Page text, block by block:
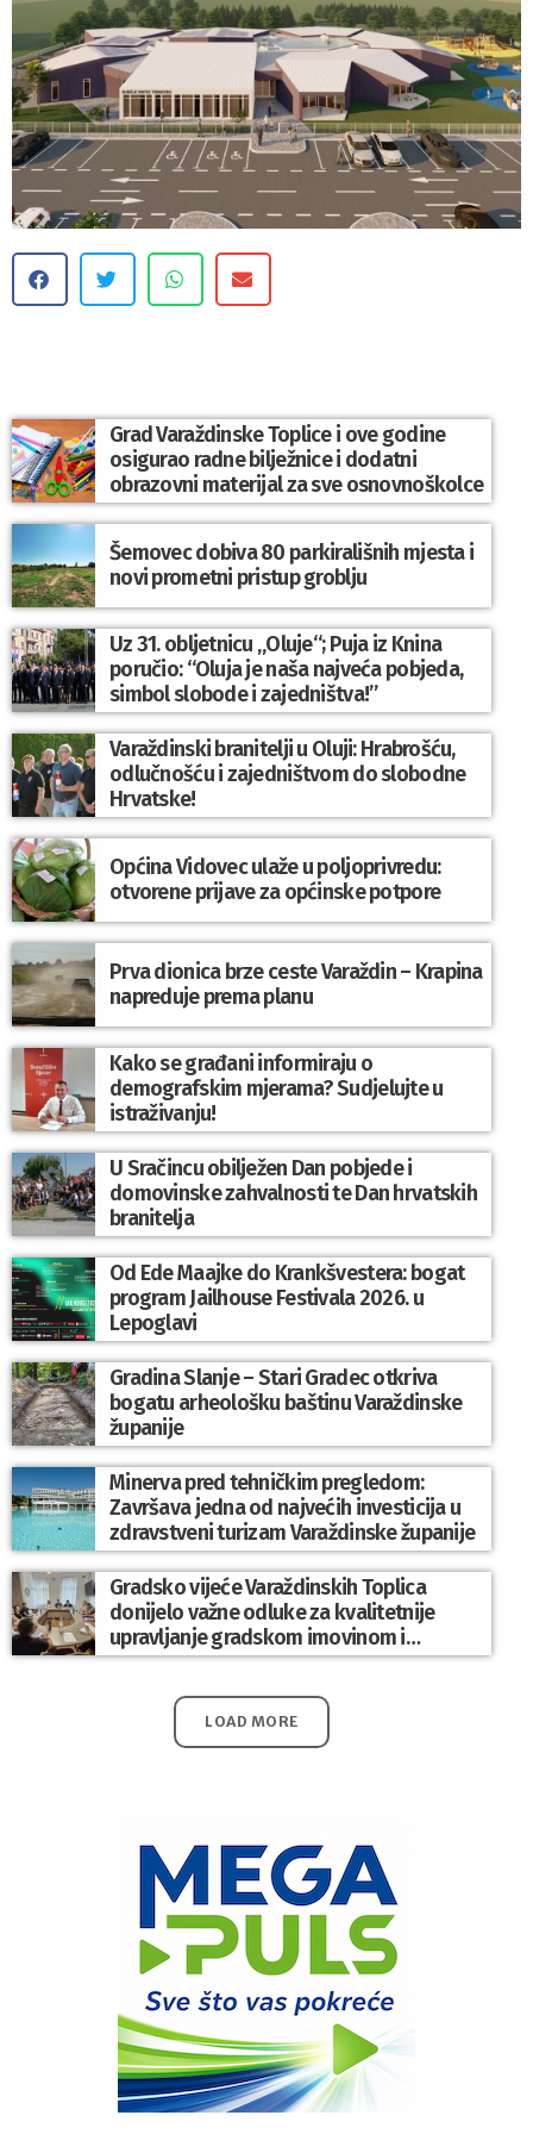
Grad Varaždinske Toplice i ove godine
osigurao radne bilježnice i dodatni
obrazovni materijal za sve osnovnoškolce
Šemovec dobiva 80 parkirališnih mjesta i
novi prometni pristup groblju
Uz 31. obljetnicu „Oluje“; Puja iz Knina
poručio: “Oluja je naša najveća pobjeda,
simbol slobode i zajedništva!”
Varaždinski branitelji u Oluji: Hrabrošću,
odlučnošću i zajedništvom do slobodne
Hrvatske!
Općina Vidovec ulaže u poljoprivredu:
otvorene prijave za općinske potpore
Prva dionica brze ceste Varaždin – Krapina
napreduje prema planu
Kako se građani informiraju o
demografskim mjerama? Sudjelujte u
istraživanju!
U Sračincu obilježen Dan pobjede i
domovinske zahvalnosti te Dan hrvatskih
branitelja
Od Ede Maajke do Krankšvestera: bogat
program Jailhouse Festivala 2026. u
Lepoglavi
Gradina Slanje – Stari Gradec otkriva
bogatu arheološku baštinu Varaždinske
županije
Minerva pred tehničkim pregledom:
Završava jedna od najvećih investicija u
zdravstveni turizam Varaždinske županije
Gradsko vijeće Varaždinskih Toplica
donijelo važne odluke za kvalitetnije
upravljanje gradskom imovinom i
komunalnim sustavom
LOAD MORE